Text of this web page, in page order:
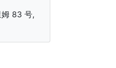
83 号,